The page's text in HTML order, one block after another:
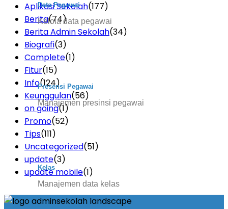
Data Pegawai
Kelola data pegawai
Presensi Pegawai
Manajemen presinsi pegawai
Kelas
Manajemen data kelas
Aplikasi Sekolah(177)
Berita(74)
Berita Admin Sekolah(34)
Biografi(3)
Complete(1)
Fitur(15)
Info(124)
Keunggulan(56)
on going(1)
Promo(52)
Tips(111)
Uncategorized(51)
update(3)
update mobile(1)